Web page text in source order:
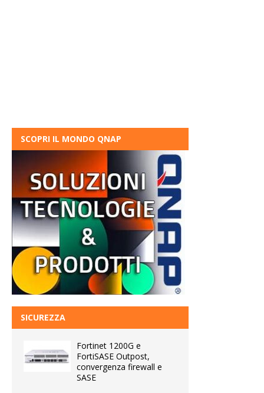
SCOPRI IL MONDO QNAP
SICUREZZA
Fortinet 1200G e
FortiSASE Outpost,
convergenza firewall e
SASE